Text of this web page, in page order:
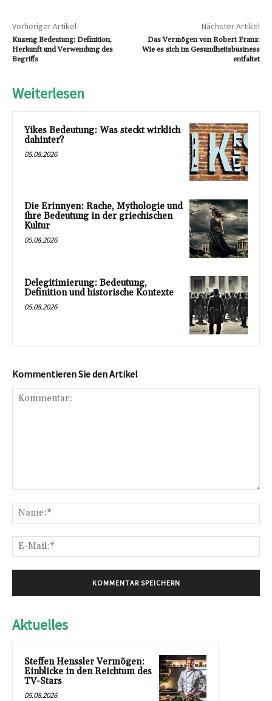
Vorheriger Artikel
Kuzeng Bedeutung: Definition,
Herkunft und Verwendung des
Begriffs
Nächster Artikel
Das Vermögen von Robert Franz:
Wie es sich im Gesundheitsbusiness
entfaltet
Weiterlesen
Yikes Bedeutung: Was steckt wirklich
dahinter?
05.08.2026
Die Erinnyen: Rache, Mythologie und
ihre Bedeutung in der griechischen
Kultur
05.08.2026
Delegitimierung: Bedeutung,
Definition und historische Kontexte
05.08.2026
Kommentieren Sie den Artikel
Aktuelles
Steffen Henssler Vermögen:
Einblicke in den Reichtum des
TV-Stars
05.08.2026